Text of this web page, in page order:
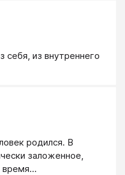
иной поступок в
ответом всегда
выбор или же его
зависящими от
себя, из внутреннего
родился. В
заложенное,
время